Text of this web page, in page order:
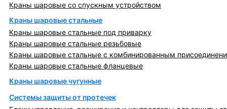
Краны шаровые со спускным устройством
Краны шаровые стальные
Краны шаровые стальные под приварку
Краны шаровые стальные резьбовые
Краны шаровые стальные с комбинированным
Краны шаровые стальные фланцевые
Краны шаровые чугунные
Системы защиты от протечек